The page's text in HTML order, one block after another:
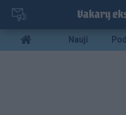
Pereiti
pagrindinį
turinį
Mobile
menu
Nauji